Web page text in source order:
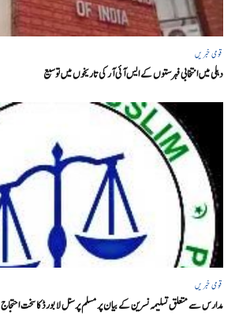
قومی خبریں
دہلی میں انتخابی فہرستوں کے ایس آئی آر کی تاریخوں میں توسیع
قومی خبریں
مدارس سے متعلق تسلیمہ نسرین کے بیان پر مسلم پرسنل لا بورڈ کا سخت احتجاج